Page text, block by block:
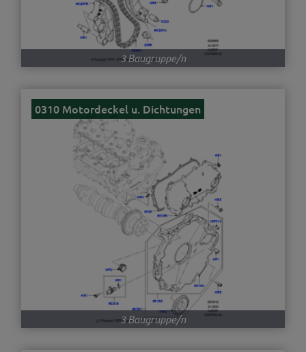
3 Baugruppe/n
0310 Motordeckel u. Dichtungen
3 Baugruppe/n